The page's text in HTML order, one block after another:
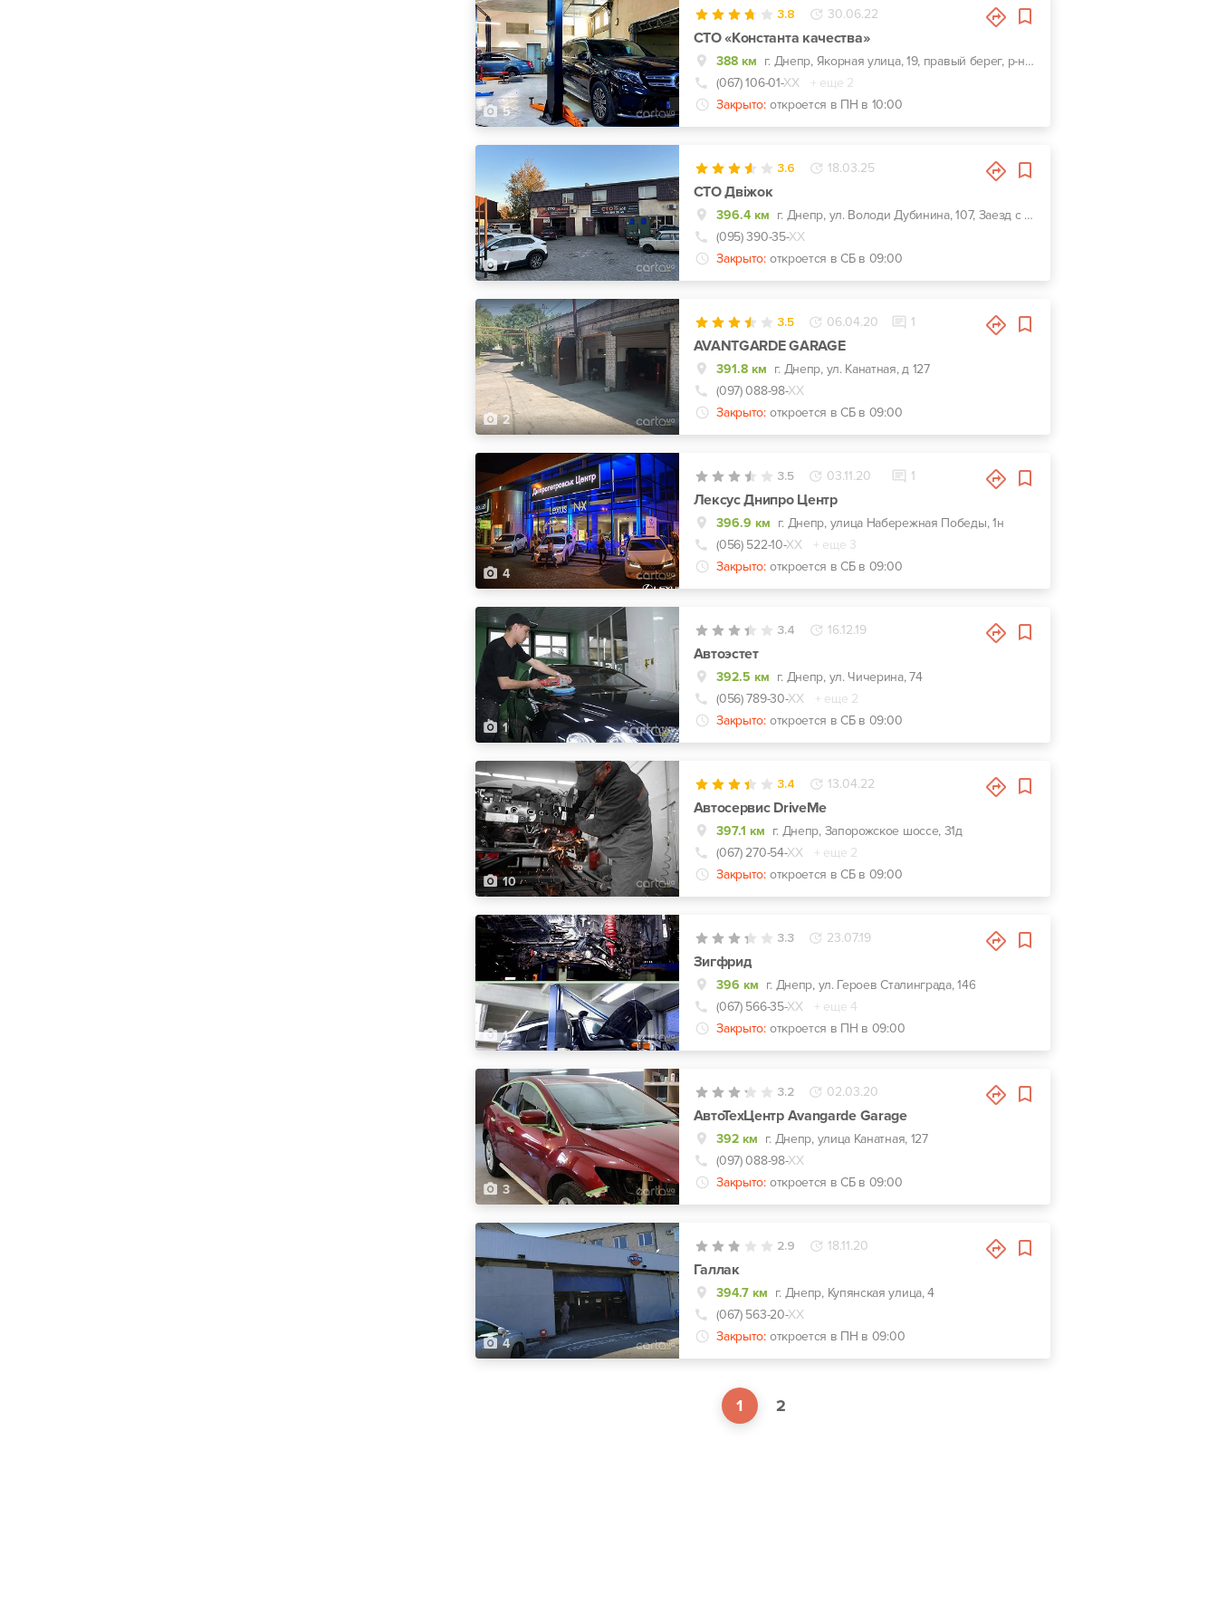
5
3.8 30.06.22
СТО «Константа качества»
388 км
г. Днепр, Якорная улица, 19, правый берег, р-н Кайдакского моста
(067) 106-01-ХХ
+ еще 2
Закрыто: откроется в ПН в 10:00
7
3.6 18.03.25
СТО Двіжок
396.4 км
г. Днепр, ул. Володи Дубинина, 107, Заезд с красной линии ул. Високовольтной
(095) 390-35-ХХ
Закрыто: откроется в СБ в 09:00
2
3.5 06.04.20 1
AVANTGARDE GARAGE
391.8 км г. Днепр, ул. Канатная, д 127
(097) 088-98-ХХ
Закрыто: откроется в СБ в 09:00
4
3.5 03.11.20 1
Лексус Днипро Центр
396.9 км г. Днепр, улица Набережная Победы, 1н
(056) 522-10-ХХ
+ еще 3
Закрыто: откроется в СБ в 09:00
1
3.4 16.12.19
Автоэстет
392.5 км г. Днепр, ул. Чичерина, 74
(056) 789-30-ХХ
+ еще 2
Закрыто: откроется в СБ в 09:00
10
3.4 13.04.22
Автосервис DriveMe
397.1 км г. Днепр, Запорожское шоссе, 31д
(067) 270-54-ХХ
+ еще 2
Закрыто: откроется в СБ в 09:00
1
3.3 23.07.19
Зигфрид
396 км г. Днепр, ул. Героев Сталинграда, 146
(067) 566-35-ХХ
+ еще 4
Закрыто: откроется в ПН в 09:00
3
3.2 02.03.20
АвтоТехЦентр Avangarde Garage
392 км г. Днепр, улица Канатная, 127
(097) 088-98-ХХ
Закрыто: откроется в СБ в 09:00
4
2.9 18.11.20
Галлак
394.7 км г. Днепр, Купянская улица, 4
(067) 563-20-ХХ
Закрыто: откроется в ПН в 09:00
1 2